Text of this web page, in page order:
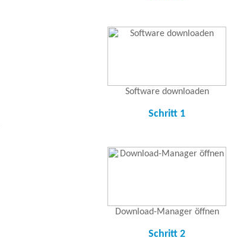
Software downloaden
Schritt 1
Download-Manager öffnen
Schritt 2